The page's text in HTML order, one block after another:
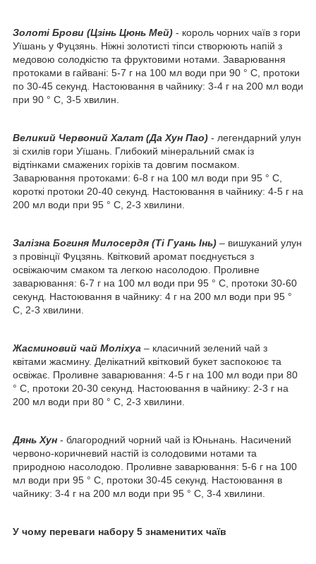
Золоті Брови (Цзінь Цюнь Мей) - король чорних чаїв з гори
Уїшань у Фуцзянь. Ніжні золотисті тіпси створюють напій з
медовою солодкістю та фруктовими нотами. Заварювання
протоками в гайвані: 5-7 г на 100 мл води при 90 ° C, протоки
по 30-45 секунд. Настоювання в чайнику: 3-4 г на 200 мл води
при 90 ° C, 3-5 хвилин.
Великий Червоний Халат (Да Хун Пао) - легендарний улун
зі схилів гори Уїшань. Глибокий мінеральний смак із
відтінками смажених горіхів та довгим посмаком.
Заварювання протоками: 6-8 г на 100 мл води при 95 ° C,
короткі протоки 20-40 секунд. Настоювання в чайнику: 4-5 г на
200 мл води при 95 ° C, 2-3 хвилини.
Залізна Богиня Милосердя (Ті Гуань Інь) – вишуканий улун
з провінції Фуцзянь. Квітковий аромат поєднується з
освіжаючим смаком та легкою насолодою. Проливне
заварювання: 6-7 г на 100 мл води при 95 ° C, протоки 30-60
секунд. Настоювання в чайнику: 4 г на 200 мл води при 95 °
C, 2-3 хвилини.
Жасминовий чай Моліхуа – класичний зелений чай з
квітами жасмину. Делікатний квітковий букет заспокоює та
освіжає. Проливне заварювання: 4-5 г на 100 мл води при 80
° C, протоки 20-30 секунд. Настоювання в чайнику: 2-3 г на
200 мл води при 80 ° C, 2-3 хвилини.
Дянь Хун - благородний чорний чай із Юньнань. Насичений
червоно-коричневий настій із солодовими нотами та
природною насолодою. Проливне заварювання: 5-6 г на 100
мл води при 95 ° C, протоки 30-45 секунд. Настоювання в
чайнику: 3-4 г на 200 мл води при 95 ° C, 3-4 хвилини.
У чому переваги набору 5 знаменитих чаїв